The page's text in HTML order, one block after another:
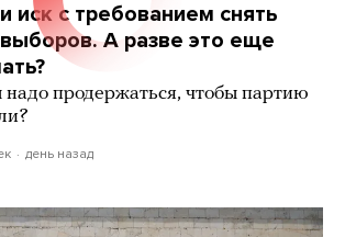
иск с требованием снять
А разве это еще
продержаться, чтобы партию
день назад